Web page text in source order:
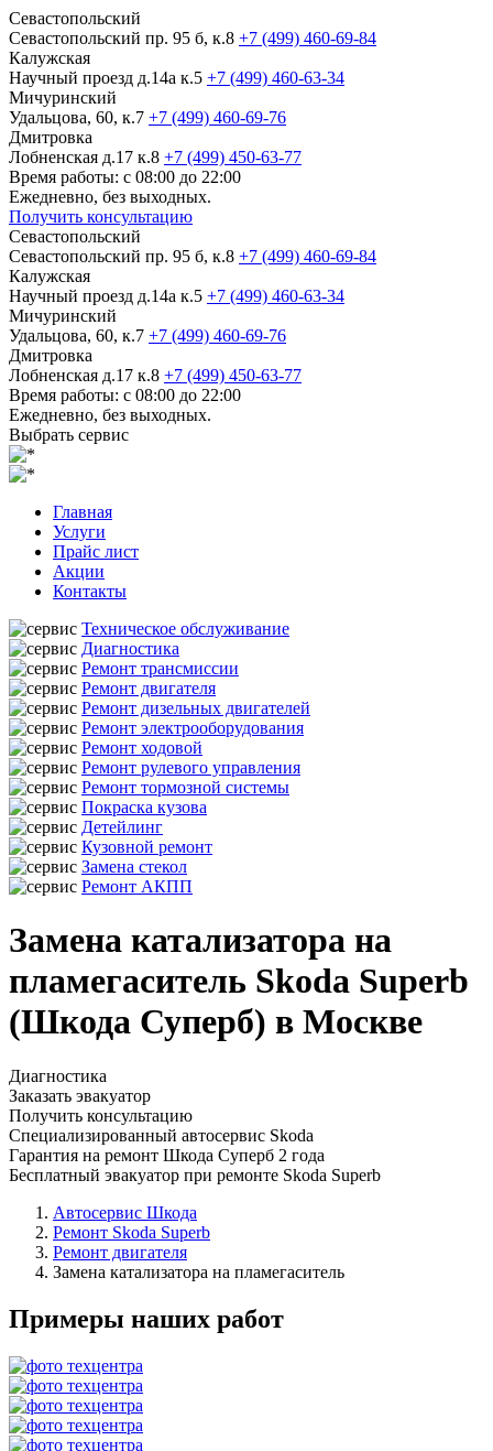
Севастопольский
Севастопольский пр. 95 б, к.8 +7 (499) 460-69-84
Калужская
Научный проезд д.14а к.5 +7 (499) 460-63-34
Мичуринский
Удальцова, 60, к.7 +7 (499) 460-69-76
Дмитровка
Лобненская д.17 к.8 +7 (499) 450-63-77
Время работы: с 08:00 до 22:00
Ежедневно, без выходных.
Получить консультацию
Севастопольский
Севастопольский пр. 95 б, к.8 +7 (499) 460-69-84
Калужская
Научный проезд д.14а к.5 +7 (499) 460-63-34
Мичуринский
Удальцова, 60, к.7 +7 (499) 460-69-76
Дмитровка
Лобненская д.17 к.8 +7 (499) 450-63-77
Время работы: с 08:00 до 22:00
Ежедневно, без выходных.
Выбрать сервис
Главная
Услуги
Прайс лист
Акции
Контакты
Техническое обслуживание
Диагностика
Ремонт трансмиссии
Ремонт двигателя
Ремонт дизельных двигателей
Ремонт электрооборудования
Ремонт ходовой
Ремонт рулевого управления
Ремонт тормозной системы
Покраска кузова
Детейлинг
Кузовной ремонт
Замена стекол
Ремонт АКПП
Замена катализатора на
пламегаситель Skoda Superb
(Шкода Суперб) в Москве
Диагностика
Заказать эвакуатор
Получить консультацию
Специализированный автосервис Skoda
Гарантия на ремонт Шкода Суперб 2 года
Бесплатный эвакуатор при ремонте Skoda Superb
Автосервис Шкода
Ремонт Skoda Superb
Ремонт двигателя
Замена катализатора на пламегаситель
Примеры наших работ